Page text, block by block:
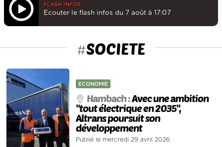
FLASH INFOS
Ecouter le flash infos du 7 août à 17:07
#SOCIETE
ECONOMIE
Hambach :Avec une ambition
"tout électrique en 2035",
Altrans poursuit son
développement
Publié le mercredi 29 avril 2026